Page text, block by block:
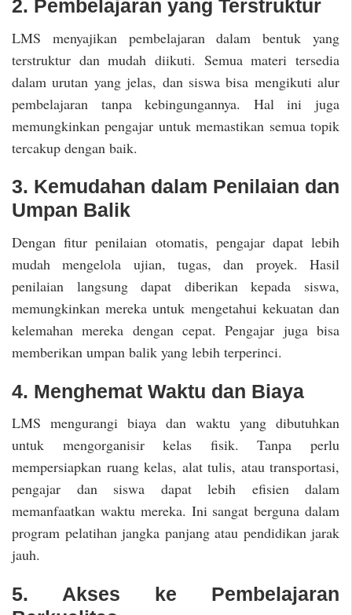
2. Pembelajaran yang Terstruktur
LMS menyajikan pembelajaran dalam bentuk yang
terstruktur dan mudah diikuti. Semua materi tersedia
dalam urutan yang jelas, dan siswa bisa mengikuti alur
pembelajaran tanpa kebingungannya. Hal ini juga
memungkinkan pengajar untuk memastikan semua topik
tercakup dengan baik.
3. Kemudahan dalam Penilaian dan
Umpan Balik
Dengan fitur penilaian otomatis, pengajar dapat lebih
mudah mengelola ujian, tugas, dan proyek. Hasil
penilaian langsung dapat diberikan kepada siswa,
memungkinkan mereka untuk mengetahui kekuatan dan
kelemahan mereka dengan cepat. Pengajar juga bisa
memberikan umpan balik yang lebih terperinci.
4. Menghemat Waktu dan Biaya
LMS mengurangi biaya dan waktu yang dibutuhkan
untuk mengorganisir kelas fisik. Tanpa perlu
mempersiapkan ruang kelas, alat tulis, atau transportasi,
pengajar dan siswa dapat lebih efisien dalam
memanfaatkan waktu mereka. Ini sangat berguna dalam
program pelatihan jangka panjang atau pendidikan jarak
jauh.
5. Akses ke Pembelajaran